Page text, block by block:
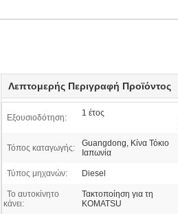
Λεπτομερής Περιγραφή Προϊόντος
Εξουσιοδότηση: 1 έτος
Τόπος καταγωγής:
Guangdong, Κίνα Τόκιο
Ιαπωνία
Τύπος μηχανών: Diesel
Το αυτοκίνητο
κάνει:
Τακτοποίηση για τη
KOMATSU